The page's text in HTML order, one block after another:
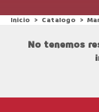
Inicio > Catalogo >
No tenemos